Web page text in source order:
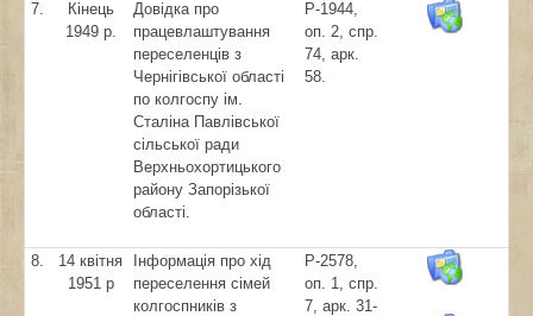
7.
Кінець
1949 р.
Довідка про
працевлаштування
переселенців з
Чернігівської області
по колгоспу ім.
Сталіна Павлівської
сільської ради
Верхньохортицького
району Запорізької
області.
Р-1944,
оп. 2, спр.
74, арк.
58.
8.
14 квітня
1951 р
Інформація про хід
переселення сімей
колгоспників з
Р-2578,
оп. 1, спр.
7, арк. 31-